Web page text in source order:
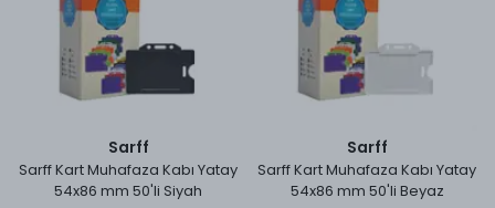
Sarff
Sarff Kart Muhafaza Kabı Yatay
54x86 mm 50'li Siyah
Sarff
Sarff Kart Muhafaza Kabı Yatay
54x86 mm 50'li Beyaz